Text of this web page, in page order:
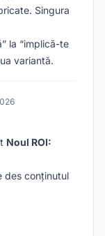
Singura
la “implică-te
variantă.
Noul ROI:
des conținutul